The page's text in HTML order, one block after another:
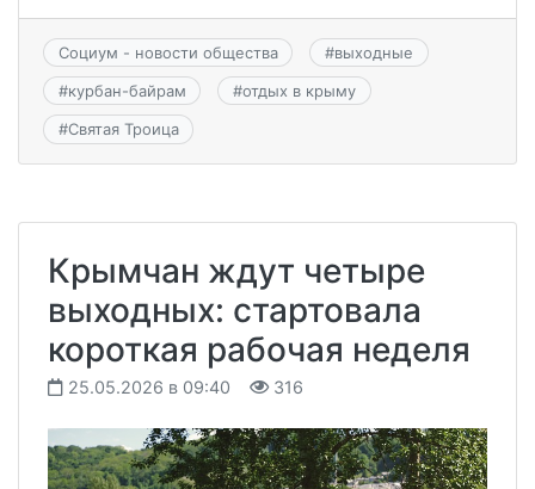
Социум - новости общества #выходные
#курбан-байрам #отдых в крыму
#Святая Троица
Крымчан ждут четыре
выходных: стартовала
короткая рабочая неделя
25.05.2026 в 09:40 316